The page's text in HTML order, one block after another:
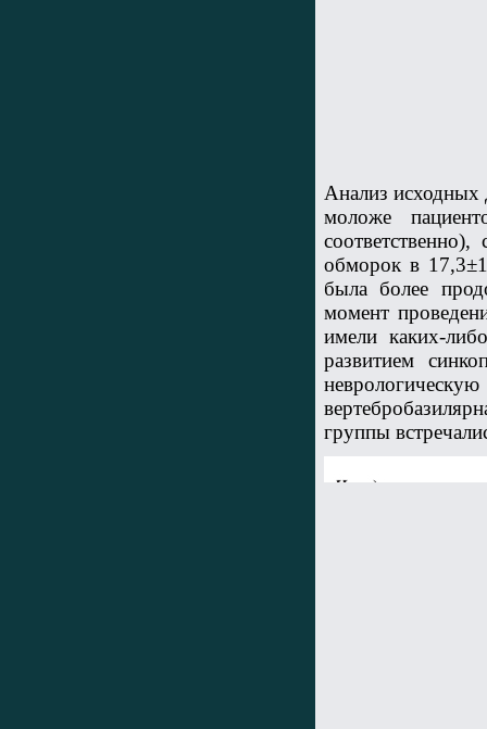
Анализ исходных
моложе
обморок в
была более
момент
имели каких-
развитием
группы